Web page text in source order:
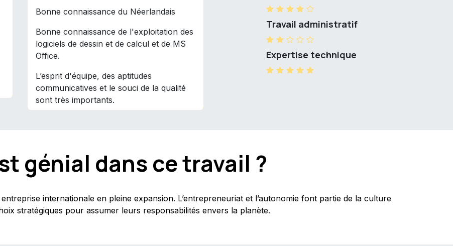
Bonne connaissance du Néerlandais
Bonne connaissance de l'exploitation des
logiciels de dessin et de calcul et de MS
Office.
L’esprit d'équipe, des aptitudes
communicatives et le souci de la qualité
sont très importants.
Travail administratif
Expertise technique
génial dans ce travail ?
internationale en pleine expansion. L’entrepreneuriat et l’autonomie font partie de la culture
stratégiques pour assumer leurs responsabilités envers la planète.